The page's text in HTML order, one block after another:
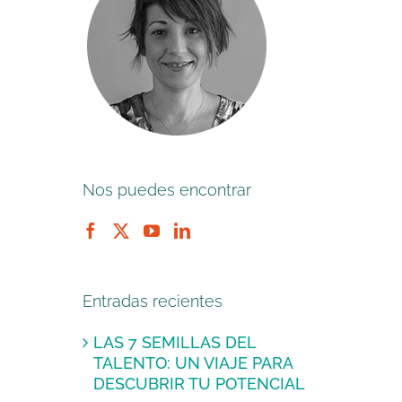
Nos puedes encontrar
Entradas recientes
LAS 7 SEMILLAS DEL
TALENTO: UN VIAJE PARA
DESCUBRIR TU POTENCIAL